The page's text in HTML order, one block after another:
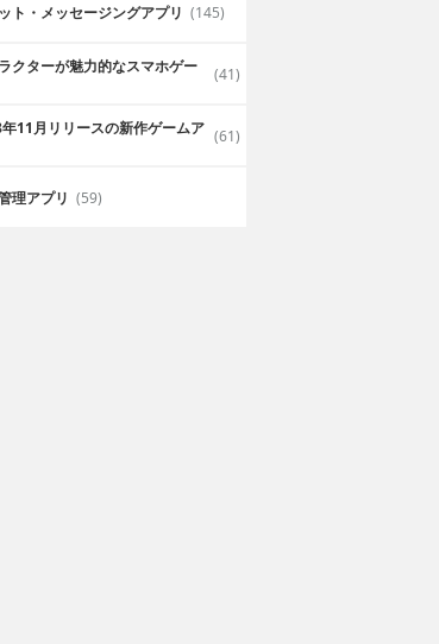
ト・メッセージングアプリ (145)
クターが魅力的なスマホゲー (41)
11月リリースの新作ゲームア (61)
理アプリ (59)